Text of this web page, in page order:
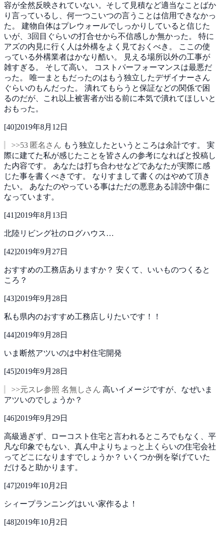
容が全然反映されていない。そして見積など適当なことばか
り言っているし、何一つこいつの言うことは信用できなかっ
た。 建物自体はプレウォールでしっかりしていると信じた
いが、3回目ぐらいの打合せから不信感しか無かった。 特に
アズの内見に行く人は外構をよく見ておくべき。
ここの使
っている外構業者はかなり酷い。
見える場所以外の工事が
雑すぎる。 そして高い。
コストパーフォーマンスは最悪だ
った。 唯一まともだったのはもう独立したデザイナーさん
ぐらいのもんだった。 潰れてもらうと保証などの関係で困
るのだが、これ以上被害者が出る前に本気で潰れてほしいと
おもった。
[40]2019年8月12日
>>53 匿名さん もう独立したというところは余計です。 実
際に建てた私が感じたことを皆さんの参考になればと投稿し
た内容です。 あなたは打ち合わせなどであなたが実際に感
じた事を書くべきです。 なりすまして書くのはやめて頂き
たい。 あなたのやっている事はただの悪意ある誹謗中傷に
なっています。
[41]2019年8月13日
北陸リビング社のログハウス…
[42]2019年9月27日
おすすめの工務店ありますか？ 安くて、いいものつくると
ころ？
[43]2019年9月28日
私も県内のおすすめ工務店しりたいです！！
[44]2019年9月28日
いま断然アツいのは中村住宅開発
[45]2019年9月28日
>>元スレ参照 名無しさん 高いイメージですが、なぜいま
アツいのでしょうか？
[46]2019年9月29日
高級過ぎず、ローコスト住宅と言われるところでもなく、平
凡な印象でもない、真ん中よりちょっと上くらいの住宅会社
ってどこになりますでしょうか？ いくつか例を挙げていた
だけると助かります。
[47]2019年10月2日
シィープランニングはいい家作るよ！
[48]2019年10月2日